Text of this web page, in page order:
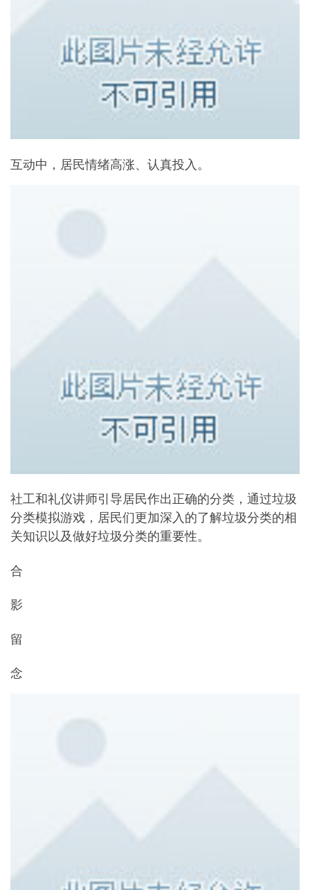
互动中，居民情绪高涨、认真投入。
社工和礼仪讲师引导居民作出正确的分类，通过垃圾
分类模拟游戏，居民们更加深入的了解垃圾分类的相
关知识以及做好垃圾分类的重要性。
合
影
留
念